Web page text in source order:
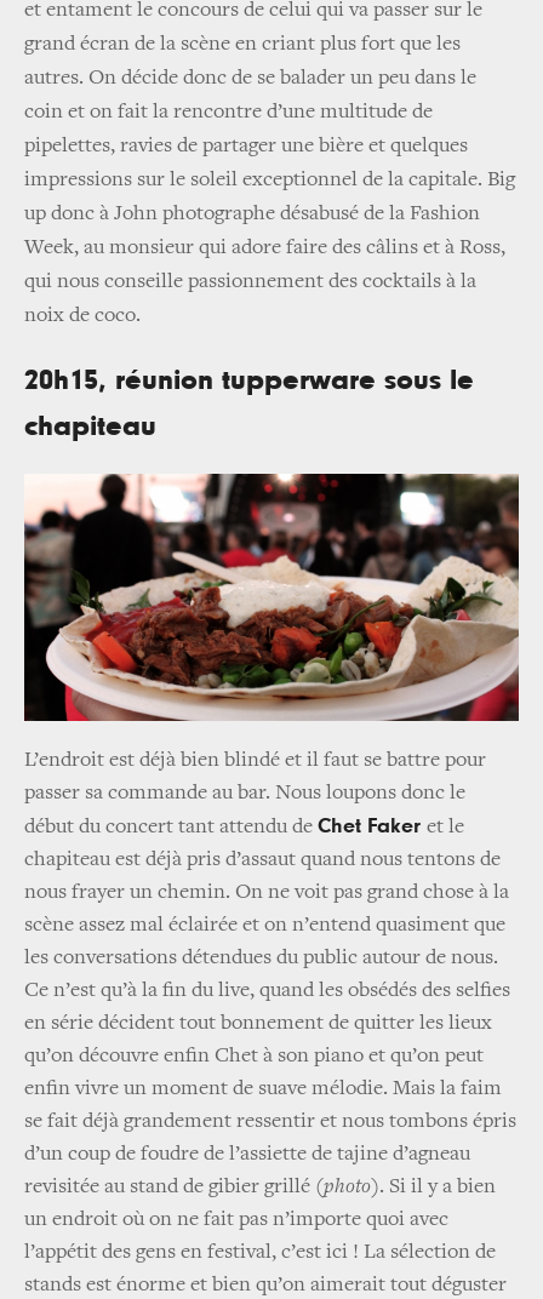
et entament le concours de celui qui va passer sur le
grand écran de la scène en criant plus fort que les
autres. On décide donc de se balader un peu dans le
coin et on fait la rencontre d’une multitude de
pipelettes, ravies de partager une bière et quelques
impressions sur le soleil exceptionnel de la capitale. Big
up donc à John photographe désabusé de la Fashion
Week, au monsieur qui adore faire des câlins et à Ross,
qui nous conseille passionnement des cocktails à la
noix de coco.
20h15, réunion tupperware sous le
chapiteau
L’endroit est déjà bien blindé et il faut se battre pour
passer sa commande au bar. Nous loupons donc le
début du concert tant attendu de Chet Faker et le
chapiteau est déjà pris d’assaut quand nous tentons de
nous frayer un chemin. On ne voit pas grand chose à la
scène assez mal éclairée et on n’entend quasiment que
les conversations détendues du public autour de nous.
Ce n’est qu’à la fin du live, quand les obsédés des selfies
en série décident tout bonnement de quitter les lieux
qu’on découvre enfin Chet à son piano et qu’on peut
enfin vivre un moment de suave mélodie. Mais la faim
se fait déjà grandement ressentir et nous tombons épris
d’un coup de foudre de l’assiette de tajine d’agneau
revisitée au stand de gibier grillé (photo). Si il y a bien
un endroit où on ne fait pas n’importe quoi avec
l’appétit des gens en festival, c’est ici ! La sélection de
stands est énorme et bien qu’on aimerait tout déguster